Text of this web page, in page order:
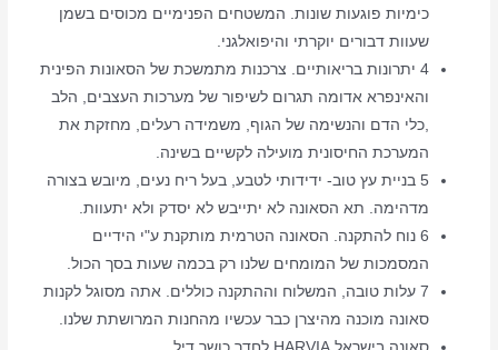
כימיות פוגעות שונות. המשטחים הפנימיים מכוסים בשמן
שעוות דבורים יוקרתי והיפואלגני.
4 יתרונות בריאותיים. צרכנות מתמשכת של הסאונות הפינית
והאינפרא אדומה תגרום לשיפור של מערכות העצבים, הלב
,כלי הדם והנשימה של הגוף, משמידה רעלים, מחזקת את
המערכת החיסונית מועילה לקשיים בשינה.
5 בניית עץ טוב- ידידותי לטבע, בעל ריח נעים, מיובש בצורה
מדהימה. תא הסאונה לא יתייבש לא יסדק ולא יתעוות.
6 נוח להתקנה. הסאונה הטרמית מותקנת ע"י הידיים
המסמכות של המומחים שלנו רק בכמה שעות בסך הכול.
7 עלות טובה, המשלוח וההתקנה כוללים. אתה מסוגל לקנות
סאונה מוכנה מהיצרן כבר עכשיו מהחנות המרושתת שלנו.